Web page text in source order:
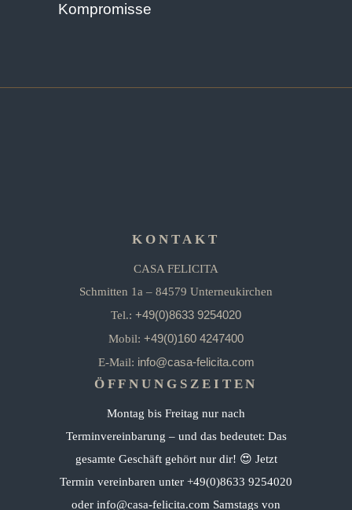
Kompromisse
KONTAKT
CASA FELICITA
Schmitten 1a – 84579 Unterneukirchen
Tel.: +49(0)8633 9254020
Mobil: +49(0)160 4247400
E-Mail: info@casa-felicita.com
ÖFFNUNGSZEITEN
Montag bis Freitag nur nach
Terminvereinbarung – und das bedeutet: Das
gesamte Geschäft gehört nur dir! 😍 Jetzt
Termin vereinbaren unter +49(0)8633 9254020
oder info@casa-felicita.com Samstags von